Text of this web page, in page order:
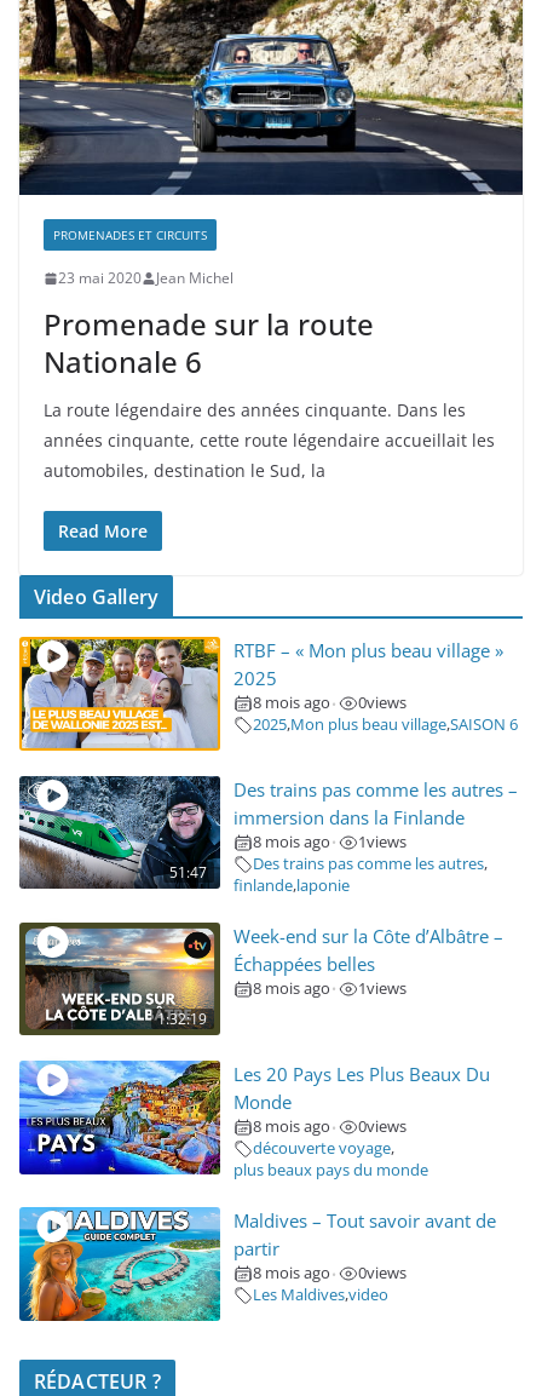
PROMENADES ET CIRCUITS
23 mai 2020 Jean Michel
Promenade sur la route
Nationale 6
La route légendaire des années cinquante. Dans les
années cinquante, cette route légendaire accueillait les
automobiles, destination le Sud, la
Read More
Video Gallery
RTBF – « Mon plus beau village »
2025
8 mois ago • 0views
2025,Mon plus beau village,SAISON 6
51:47
Des trains pas comme les autres –
immersion dans la Finlande
8 mois ago • 1views
Des trains pas comme les autres,
finlande,laponie
1:32:19
Week-end sur la Côte d’Albâtre –
Échappées belles
8 mois ago • 1views
Les 20 Pays Les Plus Beaux Du
Monde
8 mois ago • 0views
découverte voyage,
plus beaux pays du monde
Maldives – Tout savoir avant de
partir
8 mois ago • 0views
Les Maldives,video
RÉDACTEUR ?